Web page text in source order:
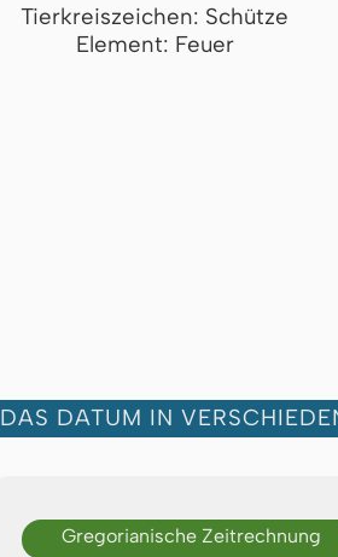
Tierkreiszeichen: Schütze
Element: Feuer
DAS DATUM IN
Gregorianische Zeitrechnung